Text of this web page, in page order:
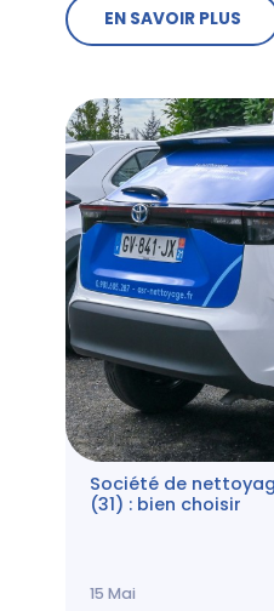
EN SAVOIR PLUS
Société de
(31) : bien choisir
15 Mai